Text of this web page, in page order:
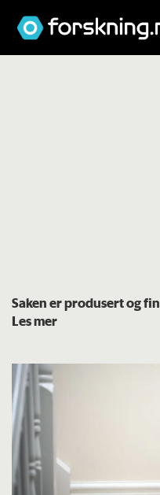
Saken er produsert og
Les mer